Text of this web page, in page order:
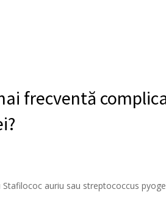
frecventă
auriu sau streptococcus